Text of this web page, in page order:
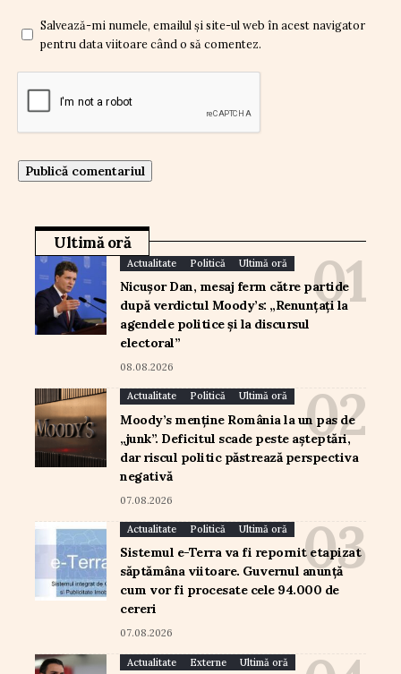
Salvează-mi numele, emailul și site-ul web în acest navigator
pentru data viitoare când o să comentez.
Ultimă oră
Actualitate Politică Ultimă oră
Nicușor Dan, mesaj ferm către partide
după verdictul Moody’s: „Renunțați la
agendele politice și la discursul
electoral”
08.08.2026
Actualitate Politică Ultimă oră
Moody’s menține România la un pas de
„junk”. Deficitul scade peste așteptări,
dar riscul politic păstrează perspectiva
negativă
07.08.2026
Actualitate Politică Ultimă oră
Sistemul e-Terra va fi repornit etapizat
săptămâna viitoare. Guvernul anunță
cum vor fi procesate cele 94.000 de
cereri
07.08.2026
Actualitate Externe Ultimă oră